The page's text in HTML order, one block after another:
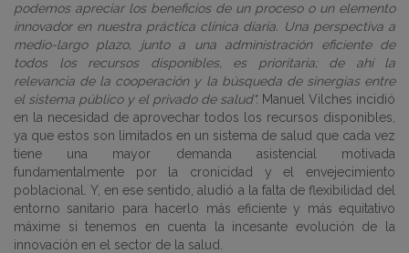
podemos apreciar los beneficios de un proceso o un elemento
innovador en nuestra práctica clínica diaria. Una perspectiva a
medio-largo plazo, junto a una administración eficiente de
todos los recursos disponibles, es prioritaria; de ahí la
relevancia de la cooperación y la búsqueda de sinergias entre
el sistema público y el privado de salud". Manuel Vilches incidió
en la necesidad de aprovechar todos los recursos disponibles,
ya que estos son limitados en un sistema de salud que cada vez
tiene una mayor demanda asistencial motivada
fundamentalmente por la cronicidad y el envejecimiento
poblacional. Y, en ese sentido, aludió a la falta de flexibilidad del
entorno sanitario para hacerlo más eficiente y más equitativo
máxime si tenemos en cuenta la incesante evolución de la
innovación en el sector de la salud.